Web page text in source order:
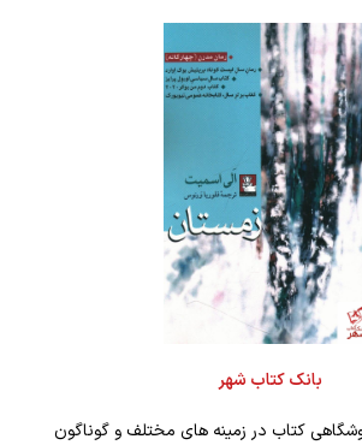
بانک کتاب شهر
کتاب در زمینه های مختلف و گوناگون